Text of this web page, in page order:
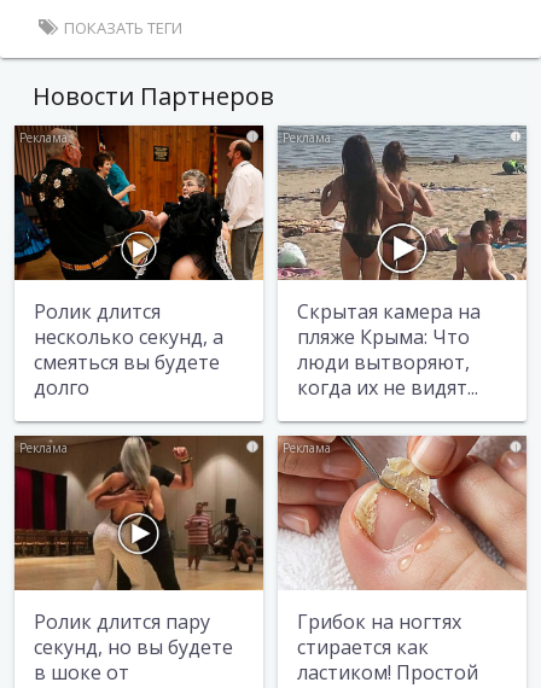
ПОКАЗАТЬ ТЕГИ
Новости Партнеров
i
Ролик длится
несколько секунд, а
смеяться вы будете
долго
i
Скрытая камера на
пляже Крыма: Что
люди вытворяют,
когда их не видят...
i
Ролик длится пару
секунд, но вы будете
в шоке от
i
Грибок на ногтях
стирается как
ластиком! Простой